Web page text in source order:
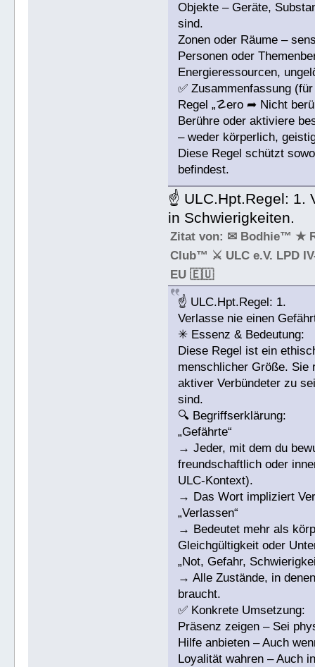
Objekte – Geräte,
sind.
Zonen oder Räume –
Personen oder
Energieressourcen,
✅ Zusammenfassung
Regel „☡ero ➦ Nicht
Berühre oder aktiviere
– weder körperlich,
Diese Regel schützt
befindest.
☝ ULC.Hpt.Regel: 1.
in Schwierigkeiten.
Zitat von: ✉ Bodhie™ ★
Club™ ⚔ ULC e.V. LPD
EU 🇪🇺
☝ ULC.Hpt.Regel: 1.
Verlasse nie einen
✳ Essenz & Bedeutung:
Diese Regel ist ein
menschlicher Größe. Sie
aktiver Verbündeter zu
sind.
🔍 Begriffserklärung:
„Gefährte“
→ Jeder, mit dem du
freundschaftlich oder
ULC-Kontext).
→ Das Wort impliziert
„Verlassen“
→ Bedeutet mehr als
Gleichgültigkeit oder
„Not, Gefahr,
→ Alle Zustände, in
braucht.
✅ Konkrete Umsetzung:
Präsenz zeigen – Sei
Hilfe anbieten – Auch
Loyalität wahren – Auch